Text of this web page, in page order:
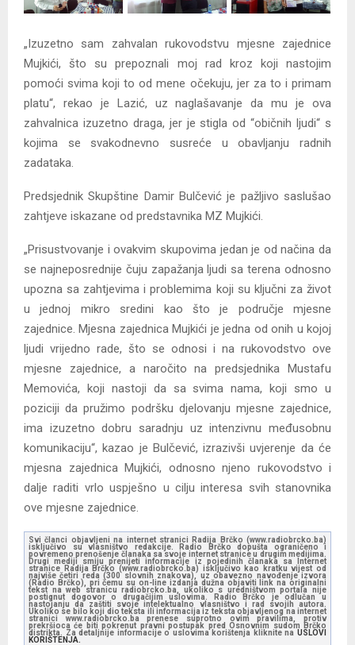
„Izuzetno sam zahvalan rukovodstvu mjesne zajednice
Mujkići, što su prepoznali moj rad kroz koji nastojim
pomoći svima koji to od mene očekuju, jer za to i primam
platu“, rekao je Lazić, uz naglašavanje da mu je ova
zahvalnica izuzetno draga, jer je stigla od “običnih ljudi“ s
kojima se svakodnevno susreće u obavljanju radnih
zadataka.
Predsjednik Skupštine Damir Bulčević je pažljivo saslušao
zahtjeve iskazane od predstavnika MZ Mujkići.
„Prisustvovanje i ovakvim skupovima jedan je od načina da
se najneposrednije čuju zapažanja ljudi sa terena odnosno
upozna sa zahtjevima i problemima koji su ključni za život
u jednoj mikro sredini kao što je područje mjesne
zajednice. Mjesna zajednica Mujkići je jedna od onih u kojoj
ljudi vrijedno rade, što se odnosi i na rukovodstvo ove
mjesne zajednice, a naročito na predsjednika Mustafu
Memovića, koji nastoji da sa svima nama, koji smo u
poziciji da pružimo podršku djelovanju mjesne zajednice,
ima izuzetno dobru saradnju uz intenzivnu međusobnu
komunikaciju“, kazao je Bulčević, izrazivši uvjerenje da će
mjesna zajednica Mujkići, odnosno njeno rukovodstvo i
dalje raditi vrlo uspješno u cilju interesa svih stanovnika
ove mjesne zajednice.
Svi članci objavljeni na internet stranici Radija Brčko (www.radiobrcko.ba)
isključivo su vlasništvo redakcije. Radio Brčko dopušta ograničeno i
povremeno prenošenje članaka sa svoje internet stranice u drugim medijima.
Drugi mediji smiju prenijeti informacije iz pojedinih članaka sa Internet
stranice Radija Brčko (www.radiobrcko.ba) isključivo kao kratku vijest od
najviše četiri reda (300 slovnih znakova), uz obavezno navođenje izvora
(Radio Brčko), pri čemu su on-line izdanja dužna objaviti link na originalni
tekst na web stranicu radiobrcko.ba, ukoliko s uredništvom portala nije
postignut dogovor o drugačijim uslovima. Radio Brčko je odlučan u
nastojanju da zaštiti svoje intelektualno vlasništvo i rad svojih autora.
Ukoliko se bilo koji dio teksta ili informacija iz teksta objavljenog na internet
stranici www.radiobrcko.ba prenese suprotno ovim pravilima, protiv
prekršioca će biti pokrenut pravni postupak pred Osnovnim sudom Brčko
distrikta. Za detaljnije informacije o uslovima korištenja kliknite na USLOVI
KORIŠTENJA.